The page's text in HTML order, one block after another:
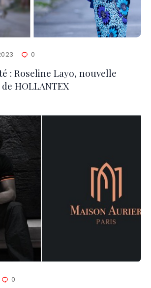
0
: Roseline Layo, nouvelle
HOLLANTEX
0